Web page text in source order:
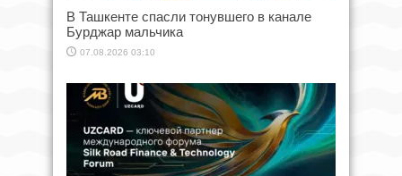
В Ташкенте спасли тонувшего в канале
Бурджар мальчика
07.08.2026 03:10